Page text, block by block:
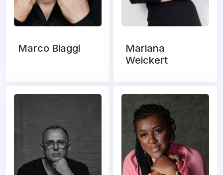
Marco Biaggi
Mariana
Weickert